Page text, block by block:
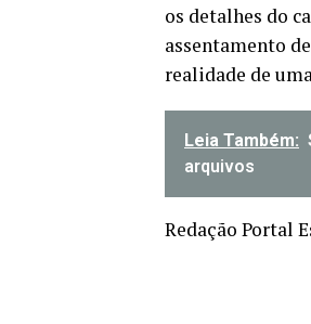
os detalhes do
assentamento
realidade de
Leia Também:
arquivos
Redação Portal